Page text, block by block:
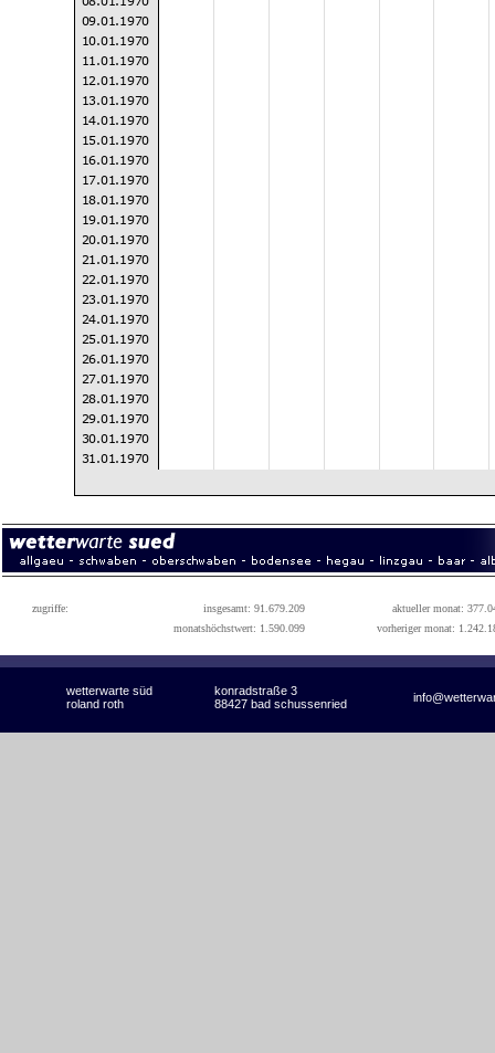
zugriffe: insgesamt: 91.679.209
aktueller monat:
monatshöchstwert: 1.590.099
vorheriger monat:
wetterwarte süd konradstraße 3
roland roth 88427 bad schussenried